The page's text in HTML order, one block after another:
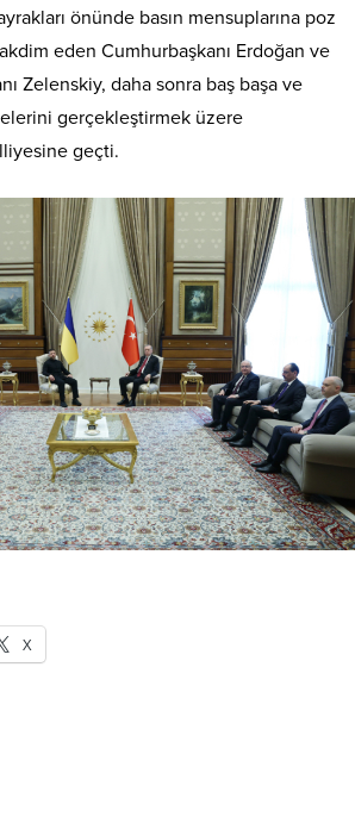
önünde basın mensuplarına poz
eden Cumhurbaşkanı Erdoğan ve
Zelenskiy, daha sonra baş başa ve
gerçekleştirmek üzere
geçti.
X